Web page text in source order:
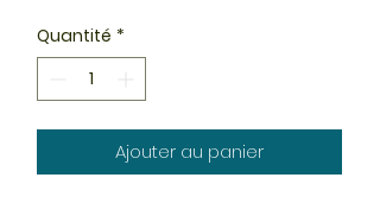
Quantité *
Ajouter au panier